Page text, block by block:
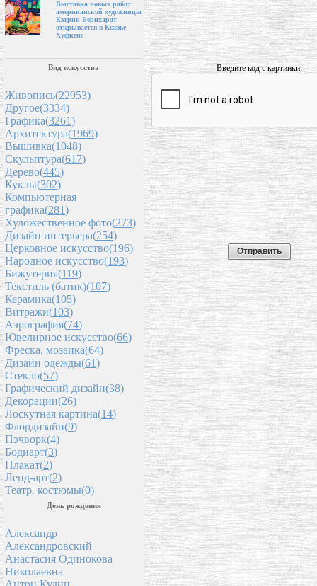
Выставка новых работ
американской художницы
Кэтрин Бернхардт
открывается в Ксавье
Хуфкенс
Вид искусства
Живопись(22953)
Другое(3334)
Графика(3261)
Архитектура(1969)
Вышивка(1048)
Скульптура(617)
Дерево(445)
Куклы(302)
Компьютерная
графика(281)
Художественное фото(273)
Дизайн интерьера(254)
Церковное искусство(196)
Народное искусство(193)
Бижутерия(119)
Текстиль (батик)(107)
Керамика(105)
Витражи(103)
Аэрография(74)
Ювелирное искусство(66)
Фреска, мозаика(64)
Дизайн одежды(61)
Стекло(57)
Графический дизайн(38)
Декорации(26)
Лоскутная картина(14)
Флордизайн(9)
Пэчворк(4)
Бодиарт(3)
Плакат(2)
Ленд-арт(2)
Театр. костюмы(0)
День рождения
Александр
Александровский
Анастасия Одинокова
Николаевна
Введите код с картинки: